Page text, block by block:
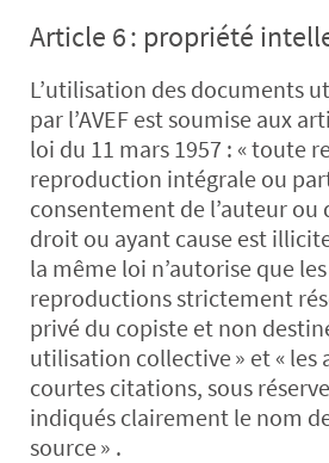
Article 6 : propriété
L’utilisation des documents
par l’AVEF est soumise aux
loi du 11 mars 1957 : « toute
reproduction intégrale ou
consentement de l’auteur ou
droit ou ayant cause est
la même loi n’autorise que
reproductions strictement
privé du copiste et non
utilisation collective » et « les
courtes citations, sous
indiqués clairement le nom
source » .